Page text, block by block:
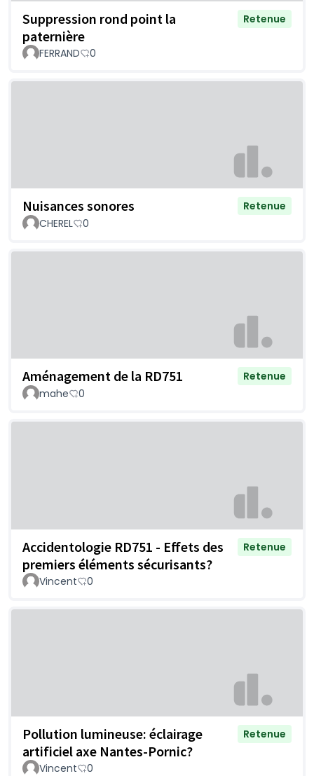
Suppression rond point la
paternière
Retenue
FERRAND 0
Nuisances sonores
Retenue
CHEREL
0
Aménagement de la RD751
Retenue
mahe
0
Accidentologie RD751 - Effets des
premiers éléments sécurisants?
Retenue
Vincent 0
Pollution lumineuse: éclairage
artificiel axe Nantes-Pornic?
Retenue
Vincent 0